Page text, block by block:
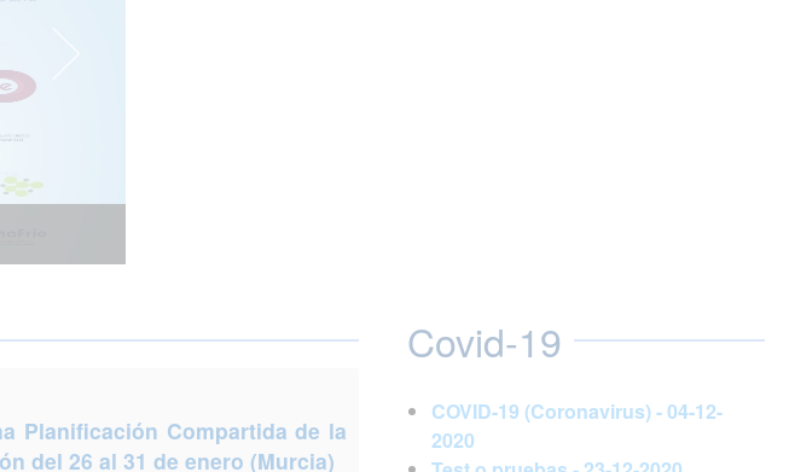
juntos
Planificación Compartida de la
del 26 al 31 de enero (Murcia)
Covid-19
COVID-19 (Coronavirus) - 04-12-
2020